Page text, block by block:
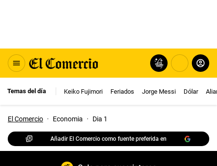
Temas del día Keiko Fujimori Feriados Jorge Messi Dólar
El Comercio · Economia · Dia 1
Añadir El Comercio como fuente preferida en